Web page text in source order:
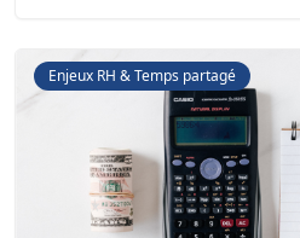
Enjeux RH & Temps partagé